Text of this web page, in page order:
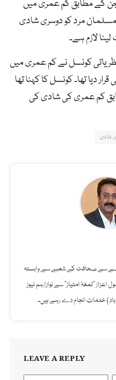
جن کے مطابق کم عمری میں
مرد کو دوسری شادی
لازم ہے۔
اسلامی نظریاتی کونسل نے کم عمری میں
دیا تھا۔ کونسل کا کہنا تھا
کم عمری کی شادی کی
شادی
زائد عرصے سے صحافت کے شعبے سے وابستہ
"تمغۂ امتیاز" سے نوازا،ہم نیوز
خدمات انجام دے رہے ہیں۔
LEAVE A REPLY